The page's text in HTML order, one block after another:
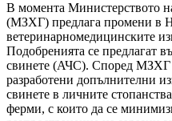
В момента Министерството
(МЗХГ) предлага промени в
ветеринарномедицинските
Подобренията се предлагат
свинете (АЧС). Според МЗХГ
разработени допълнителни
свинете в личните
ферми, с които да се